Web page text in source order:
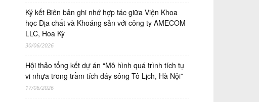
Ký kết Biên bản ghi nhớ hợp tác giữa Viện Khoa
học Địa chất và Khoáng sản với công ty AMECOM
LLC, Hoa Kỳ
30/06/2026
Hội thảo tổng kết dự án “Mô hình quá trình tích tụ
vi nhựa trong trầm tích đáy sông Tô Lịch, Hà Nội”
17/06/2026